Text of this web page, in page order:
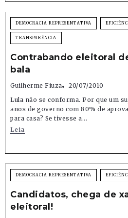
DEMOCRACIA REPRESENTATIVA
TRANSPARÊNCIA
Contrabando eleitoral
bala
Guilherme Fiuza
20/07/2010
Lula não se conforma. Por que um
anos de governo com 80% de
para casa? Se tivesse a...
Leia
DEMOCRACIA REPRESENTATIVA
Candidatos, chega de
eleitoral!